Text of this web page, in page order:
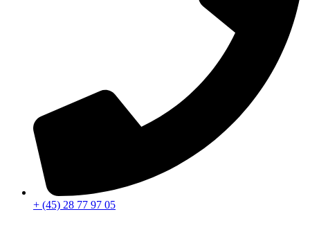
+ (45) 28 77 97 05